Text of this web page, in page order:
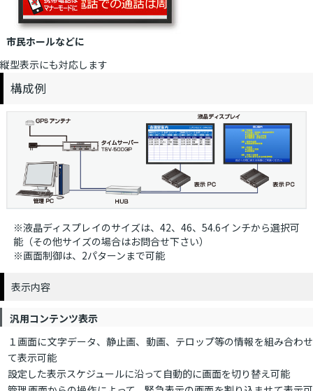
市民ホールなどに
縦型表示にも対応します
構成例
※液晶ディスプレイのサイズは、42、46、54.6インチから選択可
能（その他サイズの場合はお問合せ下さい）
※画面制御は、2パターンまで可能
表示内容
汎用コンテンツ表示
１画面に文字データ、静止画、動画、テロップ等の情報を組み合わせ
て表示可能
設定した表示スケジュールに沿って自動的に画面を切り替え可能